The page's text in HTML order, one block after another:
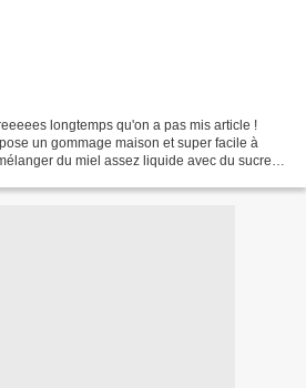
longtemps qu'on a pas mis article !
un gommage maison et super facile à
du miel assez liquide avec du sucre